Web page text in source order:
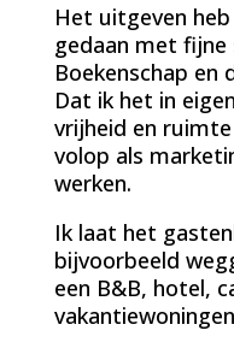
Het uitgeven
gedaan met
Boekenschap
Dat ik het in
vrijheid en
volop als
werken.
Ik laat het
bijvoorbeeld
een B&B, hotel,